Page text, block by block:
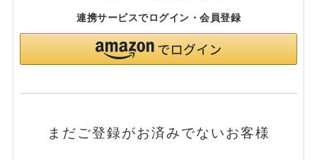
連携サービスでログイン・会員登録
まだご登録がお済みでないお客様